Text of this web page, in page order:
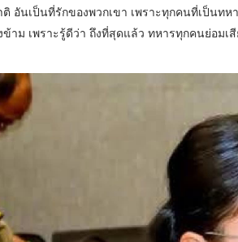
ติ อันเป็นที่รักของพวกเขา เพราะทุกคนที่เป็นท
ข้าม เพราะรู้ดีว่า ถึงที่สุดแล้ว ทหารทุกคนย่อมเ